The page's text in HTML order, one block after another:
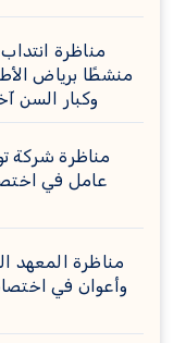
منشطًا برياض
وكبار السن آخر
مناظرة المعهد